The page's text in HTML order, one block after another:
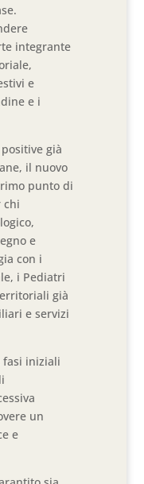
integrante
e
e i
già
il nuovo
punto di
chi
e
con i
i Pediatri
già
e servizi
fasi iniziali
un
e